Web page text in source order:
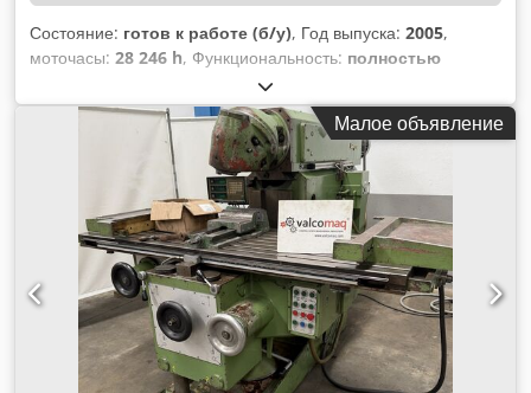
Состояние: готов к работе (б/у), Год выпуска: 2005,
моточасы: 28 246 h, Функциональность: полностью
, ход по оси X:
2 000 мм, ход по оси Z:1 600 мм, нагрузка на стол:20 000
28 000 кг, Без минимальной цены –
гарантированная продажа по самой высокой ставке!
ТЕХНИЧЕСКИЕ ДАННЫЕ Ход по оси X: 3.200 мм Ход по оси
Y: 2.000 мм Ход по оси Z: 1.600 мм Dcedpfx Asy R
Dpkobmok Ось B: 360° Ось C: 360° Крепление шпинделя:
SK 50 Поворотный стол (Д x Ш): 2.500 x 2.000 мм Нагрузка
на стол: 20.000 кг Магазин инструментов: 100 шт. ДЕТАЛИ
СТАНКА Габариты и вес Размеры (Д x Ш x В): 7.300 x 7.700
x 4.350 мм Масса станка: 28.000 кг Часы работы Общие
часы работы: 75.377 ч Часы работы шпинделя: 28.246 ч
ОСНАЩЕНИЕ H-/V-головка
Малое объявление